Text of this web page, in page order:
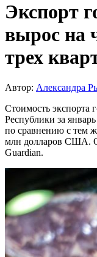
Экспорт
вырос на
трех
Автор: Александра
Стоимость
Республики за
по сравнению с тем
млн долларов США.
Guardian.